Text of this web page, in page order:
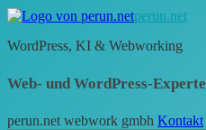
perun.net
WordPress, KI & Webworking
Web- und WordPress-
perun.net webwork gmbh Kontakt